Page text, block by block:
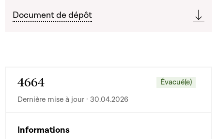
Document de dépôt
4664
Évacué(e)
Dernière mise à jour · 30.04.2026
Informations